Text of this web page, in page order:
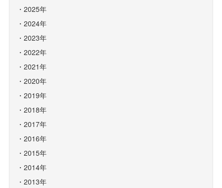
2025年
2024年
2023年
2022年
2021年
2020年
2019年
2018年
2017年
2016年
2015年
2014年
2013年